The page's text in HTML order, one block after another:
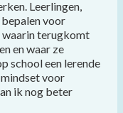
Leerlingen,
voor
waarin terugkomt
en waar ze
school een lerende
voor
ik nog beter